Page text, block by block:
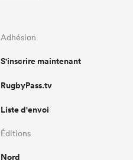
Adhésion
S'inscrire maintenant
RugbyPass.tv
Liste d'envoi
Éditions
Nord